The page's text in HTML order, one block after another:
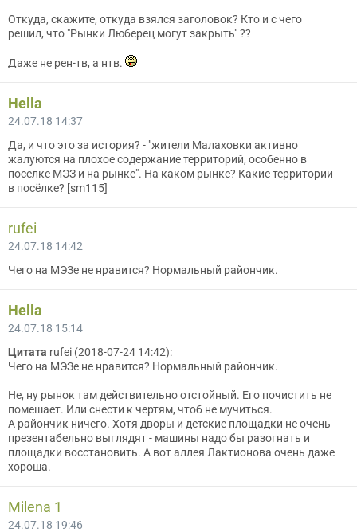
Откуда, скажите, откуда взялся заголовок? Кто и с чего
решил, что "Рынки Люберец могут закрыть" ??
Даже не рен-тв, а нтв.
Hella
24.07.18 14:37
Да, и что это за история? - "жители Малаховки активно
жалуются на плохое содержание территорий, особенно в
поселке МЭЗ и на рынке". На каком рынке? Какие территории
в посёлке? [sm115]
rufei
24.07.18 14:42
Чего на МЭЗе не нравится? Нормальный райончик.
Hella
24.07.18 15:14
Цитата rufei (2018-07-24 14:42):
Чего на МЭЗе не нравится? Нормальный райончик.
Не, ну рынок там действительно отстойный. Его почистить не
помешает. Или снести к чертям, чтоб не мучиться.
А райончик ничего. Хотя дворы и детские площадки не очень
презентабельно выглядят - машины надо бы разогнать и
площадки восстановить. А вот аллея Лактионова очень даже
хороша.
Мilena 1
24.07.18 19:46